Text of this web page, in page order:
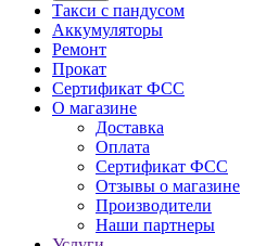
Такси с пандусом
Аккумуляторы
Ремонт
Прокат
Сертификат ФСС
О магазине
Доставка
Оплата
Сертификат ФСС
Отзывы о магазине
Производители
Наши партнеры